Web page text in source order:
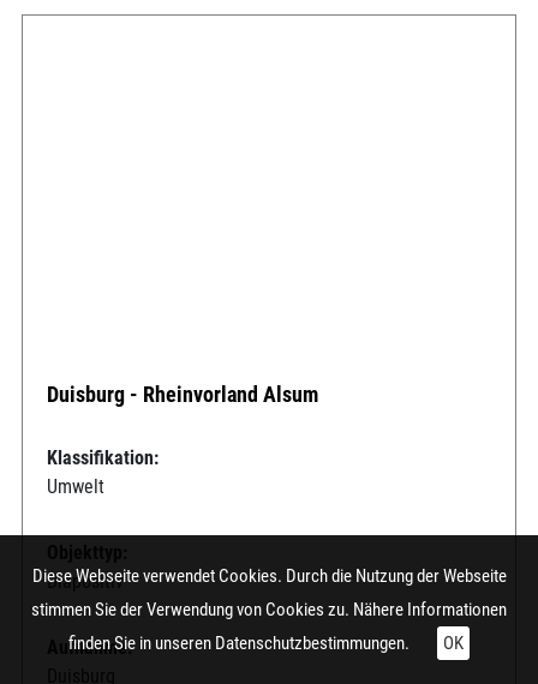
Duisburg - Rheinvorland Alsum
Klassifikation:
Umwelt
Diapositiv
Aufnahme:
Diese Webseite verwendet Cookies. Durch die Nutzung der Webseite
stimmen Sie der Verwendung von Cookies zu. Nähere Informationen
finden Sie in unseren Datenschutzbestimmungen. OK